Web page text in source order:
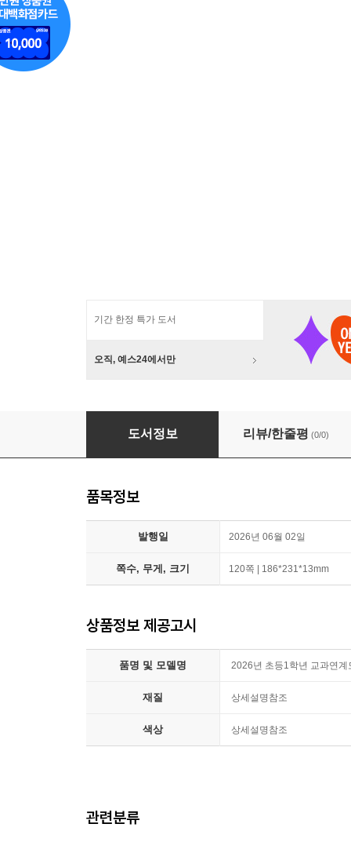
기간 한정 특가 도서
오직, 예스24에서만
2026년 초등1학년 교과연계도서 14권세트(경
도서정보 리뷰/한줄평 (0/0)
품목정보
발행일 2026년 06월 02일
쪽수, 무게, 크기 120쪽 | 186*231*13mm
상품정보 제공고시
품명 및 모델명 2026년 초등1학년 교과연
재질 상세설명참조
색상 상세설명참조
관련분류